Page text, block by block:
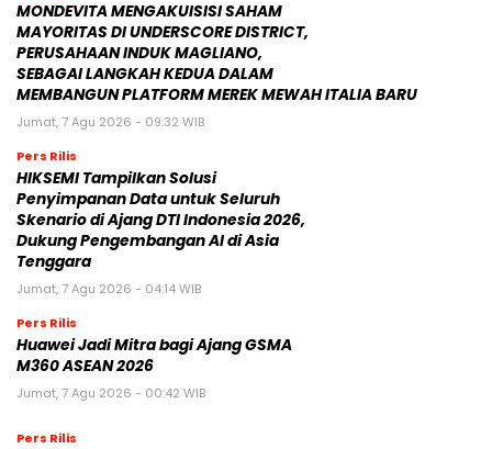
MONDEVITA MENGAKUISISI SAHAM
MAYORITAS DI UNDERSCORE DISTRICT,
PERUSAHAAN INDUK MAGLIANO,
SEBAGAI LANGKAH KEDUA DALAM
MEMBANGUN PLATFORM MEREK MEWAH ITALIA BARU
Jumat, 7 Agu 2026 - 09:32 WIB
Pers Rilis
HIKSEMI Tampilkan Solusi
Penyimpanan Data untuk Seluruh
Skenario di Ajang DTI Indonesia 2026,
Dukung Pengembangan AI di Asia
Tenggara
Jumat, 7 Agu 2026 - 04:14 WIB
Pers Rilis
Huawei Jadi Mitra bagi Ajang GSMA
M360 ASEAN 2026
Jumat, 7 Agu 2026 - 00:42 WIB
Pers Rilis